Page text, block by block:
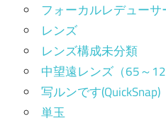
フォーカルレデューサ
レンズ
レンズ構成未分類
中望遠レンズ（65～
写ルンです(QuickSnap)
単玉